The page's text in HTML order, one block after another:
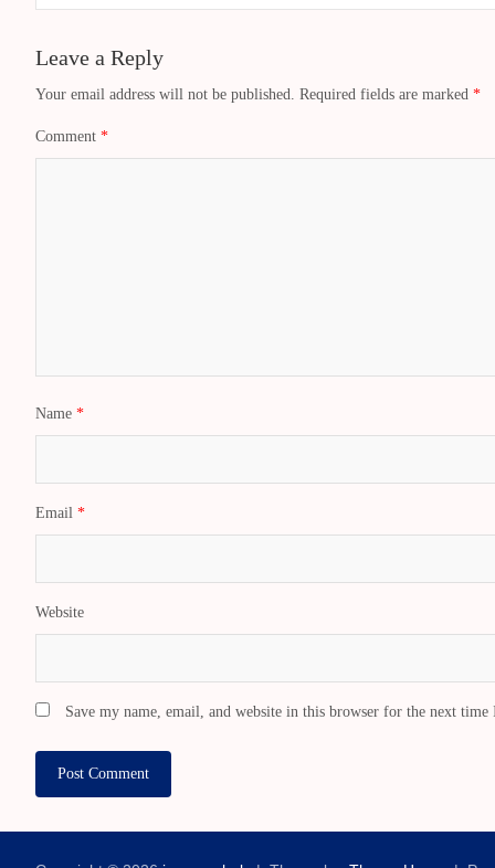
Leave a Reply
Your email address will not be published. Required fields are marked *
Comment *
Name *
Email *
Website
Save my name, email, and website in this browser for the next time